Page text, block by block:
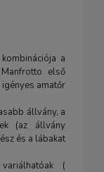
a
első
amatőr
állvány, a
(az állvány
és a lábakat
(